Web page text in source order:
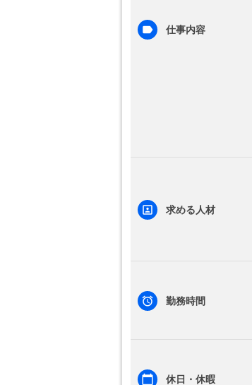
仕事内容
求める人材
勤務時間
休日・休暇